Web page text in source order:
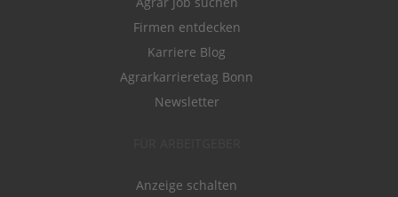
Firmen entdecken
Karriere Blog
Agrarkarrieretag Bonn
Newsletter
Anzeige schalten